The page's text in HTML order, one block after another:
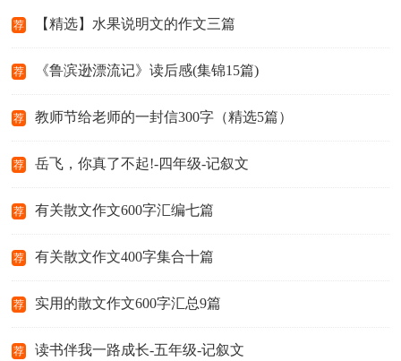
荐 【精选】水果说明文的作文三篇
荐 《鲁滨逊漂流记》读后感(集锦15篇)
荐 教师节给老师的一封信300字（精选5篇）
荐 岳飞，你真了不起!-四年级-记叙文
荐 有关散文作文600字汇编七篇
荐 有关散文作文400字集合十篇
荐 实用的散文作文600字汇总9篇
荐 读书伴我一路成长-五年级-记叙文